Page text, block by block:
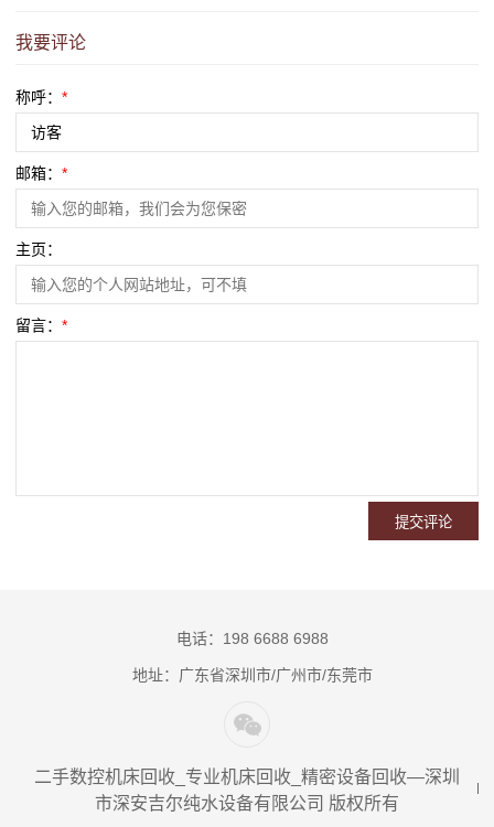
我要评论
称呼： *
邮箱： *
主页：
留言： *
电话：198 6688 6988
地址：广东省深圳市/广州市/东莞市
二手数控机床回收_专业机床回收_精密设备回收—深圳
市深安吉尔纯水设备有限公司 版权所有